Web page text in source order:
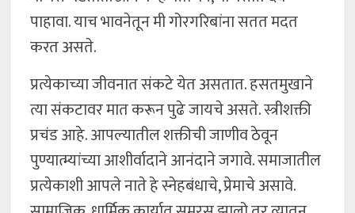
पाहावा. याच भावनेतून मी गोरगरिबांना सतत मदत
करत असते.
प्रत्येकाच्या जीवनात संकटे येत असतात. हसतमुखाने
त्या संकटावर मात करून पुढे जायचे असते. स्त्रीशक्ती
प्रचंड आहे. आपल्यातील शक्तीची जाणीव ठेवून
पुण्यात्म्यांच्या आशीर्वादाने आनंदाने जगावे. समाजातील
प्रत्येकाशी आपले नाते हे स्नेहबंधाचे, प्रेमाचे असावे.